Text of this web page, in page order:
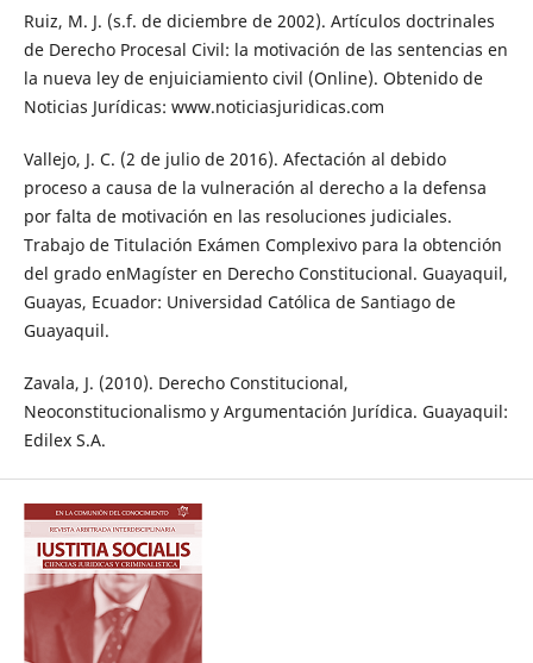
Ruiz, M. J. (s.f. de diciembre de 2002). Artículos doctrinales
de Derecho Procesal Civil: la motivación de las sentencias en
la nueva ley de enjuiciamiento civil (Online). Obtenido de
Noticias Jurídicas: www.noticiasjuridicas.com
Vallejo, J. C. (2 de julio de 2016). Afectación al debido
proceso a causa de la vulneración al derecho a la defensa
por falta de motivación en las resoluciones judiciales.
Trabajo de Titulación Exámen Complexivo para la obtención
del grado enMagíster en Derecho Constitucional. Guayaquil,
Guayas, Ecuador: Universidad Católica de Santiago de
Guayaquil.
Zavala, J. (2010). Derecho Constitucional,
Neoconstitucionalismo y Argumentación Jurídica. Guayaquil:
Edilex S.A.